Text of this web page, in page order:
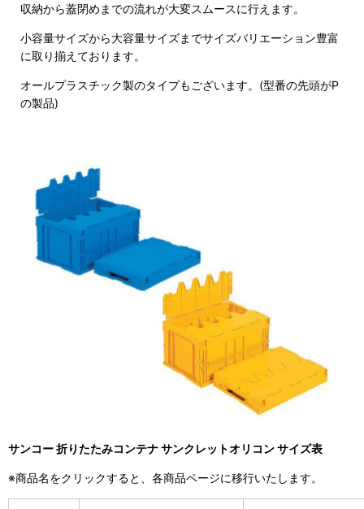
収納から蓋閉めまでの流れが大変スムースに行えます。
小容量サイズから大容量サイズまでサイズバリエーション豊富
に取り揃えております。
オールプラスチック製のタイプもございます。(型番の先頭がP
の製品)
サンコー 折りたたみコンテナ サンクレットオリコン サイズ表
※商品名をクリックすると、各商品ページに移行いたします。